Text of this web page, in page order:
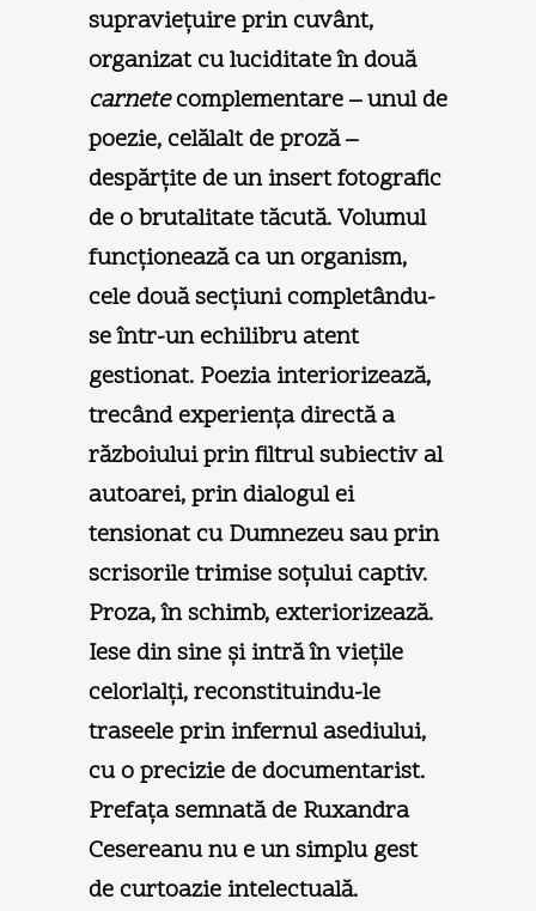
supravieţuire prin cuvânt,
organizat cu luciditate în două
carnetecomplementare – unul de
poezie, celălalt de proză –
despărţite de un insert fotografic
de o brutalitate tăcută. Volumul
funcţionează ca un organism,
cele două secţiuni completându-
se într-un echilibru atent
gestionat. Poezia interiorizează,
trecând experienţa directă a
războiului prin filtrul subiectiv al
autoarei, prin dialogul ei
tensionat cu Dumnezeu sau prin
scrisorile trimise soţului captiv.
Proza, în schimb, exteriorizează.
Iese din sine şi intră în vieţile
celorlalţi, reconstituindu-le
traseele prin infernul asediului,
cu o precizie de documentarist.
Prefaţa semnată de Ruxandra
Cesereanu nu e un simplu gest
de curtoazie intelectuală.